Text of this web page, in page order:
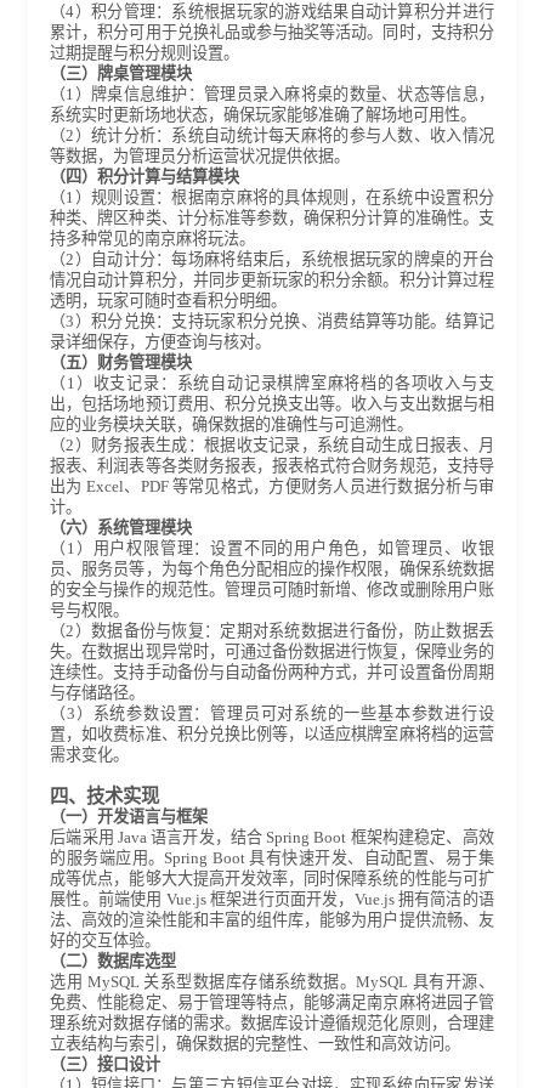
（4）积分管理：系统根据玩家的游戏结果自动计算积分并进行
累计，积分可用于兑换礼品或参与抽奖等活动。同时，支持积分
过期提醒与积分规则设置。
（三）牌桌管理模块
（1）牌桌信息维护：管理员录入麻将桌的数量、状态等信息，
系统实时更新场地状态，确保玩家能够准确了解场地可用性。
（2）统计分析：系统自动统计每天麻将的参与人数、收入情况
等数据，为管理员分析运营状况提供依据。
（四）积分计算与结算模块
（1）规则设置：根据南京麻将的具体规则，在系统中设置积分
种类、牌区种类、计分标准等参数，确保积分计算的准确性。支
持多种常见的南京麻将玩法。
（2）自动计分：每场麻将结束后，系统根据玩家的牌桌的开台
情况自动计算积分，并同步更新玩家的积分余额。积分计算过程
透明，玩家可随时查看积分明细。
（3）积分兑换：支持玩家积分兑换、消费结算等功能。结算记
录详细保存，方便查询与核对。
（五）财务管理模块
（1）收支记录：系统自动记录棋牌室麻将档的各项收入与支
出，包括场地预订费用、积分兑换支出等。收入与支出数据与相
应的业务模块关联，确保数据的准确性与可追溯性。
（2）财务报表生成：根据收支记录，系统自动生成日报表、月
报表、利润表等各类财务报表，报表格式符合财务规范，支持导
出为 Excel、PDF 等常见格式，方便财务人员进行数据分析与审
计。
（六）系统管理模块
（1）用户权限管理：设置不同的用户角色，如管理员、收银
员、服务员等，为每个角色分配相应的操作权限，确保系统数据
的安全与操作的规范性。管理员可随时新增、修改或删除用户账
号与权限。
（2）数据备份与恢复：定期对系统数据进行备份，防止数据丢
失。在数据出现异常时，可通过备份数据进行恢复，保障业务的
连续性。支持手动备份与自动备份两种方式，并可设置备份周期
与存储路径。
（3）系统参数设置：管理员可对系统的一些基本参数进行设
置，如收费标准、积分兑换比例等，以适应棋牌室麻将档的运营
需求变化。
四、技术实现
（一）开发语言与框架
后端采用 Java 语言开发，结合 Spring Boot 框架构建稳定、高效
的服务端应用。Spring Boot 具有快速开发、自动配置、易于集
成等优点，能够大大提高开发效率，同时保障系统的性能与可扩
展性。前端使用 Vue.js 框架进行页面开发，Vue.js 拥有简洁的语
法、高效的渲染性能和丰富的组件库，能够为用户提供流畅、友
好的交互体验。
（二）数据库选型
选用 MySQL 关系型数据库存储系统数据。MySQL 具有开源、
免费、性能稳定、易于管理等特点，能够满足南京麻将进园子管
理系统对数据存储的需求。数据库设计遵循规范化原则，合理建
立表结构与索引，确保数据的完整性、一致性和高效访问。
（三）接口设计